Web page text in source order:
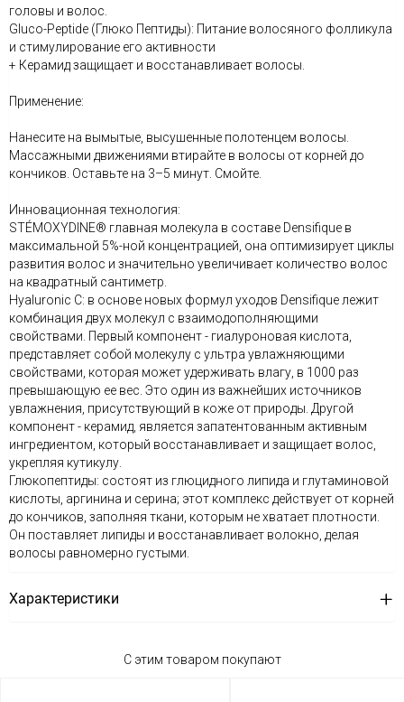
головы и волос.
Gluco-Peptide (Глюко Пептиды): Питание волосяного фолликула
и стимулирование его активности
+ Керамид защищает и восстанавливает волосы.
Применение:
Нанесите на вымытые, высушенные полотенцем волосы.
Массажными движениями втирайте в волосы от корней до
кончиков. Оставьте на 3–5 минут. Смойте.
Инновационная технология:
STÉMOXYDINE® главная молекула в составе Densifique в
максимальной 5%-ной концентрацией, она оптимизирует циклы
развития волос и значительно увеличивает количество волос
на квадратный сантиметр.
Hyaluronic C: в основе новых формул уходов Densifique лежит
комбинация двух молекул с взаимодополняющими
свойствами. Первый компонент - гиалуроновая кислота,
представляет собой молекулу с ультра увлажняющими
свойствами, которая может удерживать влагу, в 1000 раз
превышающую ее вес. Это один из важнейших источников
увлажнения, присутствующий в коже от природы. Другой
компонент - керамид, является запатентованным активным
ингредиентом, который восстанавливает и защищает волос,
укрепляя кутикулу.
Глюкопептиды: состоят из глюцидного липида и глутаминовой
кислоты, аргинина и серина; этот комплекс действует от корней
до кончиков, заполняя ткани, которым не хватает плотности.
Он поставляет липиды и восстанавливает волокно, делая
волосы равномерно густыми.
Характеристики
С этим товаром покупают